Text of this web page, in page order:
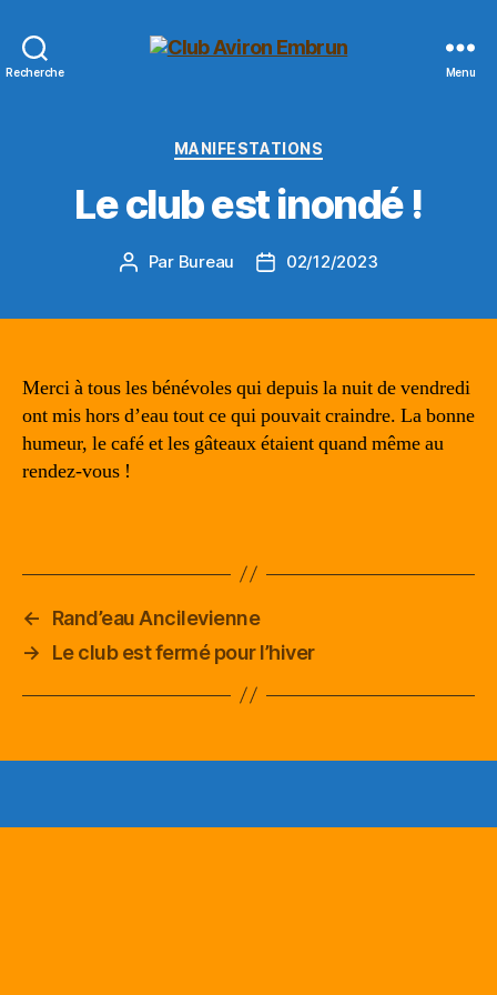
Recherche Menu
Catégories
MANIFESTATIONS
Le club est inondé !
Auteur
Par Bureau
Date02/12/2023
Merci à tous les bénévoles qui depuis la nuit de vendredi
ont mis hors d’eau tout ce qui pouvait craindre. La bonne
humeur, le café et les gâteaux étaient quand même au
rendez-vous !
←
Rand’eau Ancilevienne
→
Le club est fermé pour l’hiver